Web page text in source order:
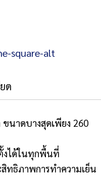
square-alt
ด
นาดบางสุดเพียง 260
งได้ในทุกพื้นที่
ทธิภาพการทำความเย็น